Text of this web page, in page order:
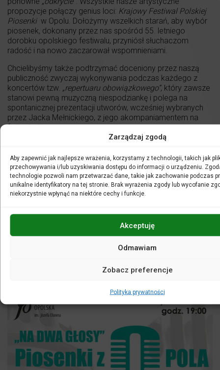
Zarządzaj zgodą
Aby zapewnić jak najlepsze wrażenia, korzystamy z technologii, takich jak
przechowywania i/lub uzyskiwania dostępu do informacji o urządzeniu.
technologie pozwoli nam przetwarzać dane, takie jak zachowanie podczas
unikalne identyfikatory na tej stronie. Brak wyrażenia zgody lub wycofanie
niekorzystnie wpłynąć na niektóre cechy i funkcje.
Akceptuję
Odmawiam
Zobacz preferencje
Polityka prywatności
propozycje połączy genius loci: Krajowy Festiwal Polskiej
Piosenkiw Opolu. Dołożymy wszelkich starań, aby wybór
piosenek, dokonany przez nas spośród 55. letniego
dorobku opolskiego festiwalu, przyniósł słuchaczom
radość i na nowo zaczarował wspomnieniami.
Chcielibyśmy także podtrzymać doceniony przez naszą
publiczność zwyczaj wykonywania podczas każdego z
koncertów tzw. „repertuaru obowiązkowego”, który zawsze
stanowi pewną muzyczną niespodziankę i polega na
spontanicznej prezentacji utworów, wcześniej wybranych
przez Jacka Mełnickiego, z jego akompaniamentem na
fortepianie.
wokalistom towarzyszyć będą znakomici instrumentaliści.
Pragniemy również kontynuować tradycję, polegającą na
wspólnym z publicznością wykonaniu jednego z przebojów.
W nawiązaniu do tytułu proponowanego przez nas cyklu,
finałem każdego z tegorocznych koncertów będzie
Zgodnie z dotychczasową tradycją, cykl zakończy
grudniowy, cieszący się ogromną popularnością galowy
artystów biorących udział w comiesięcznych koncertach.